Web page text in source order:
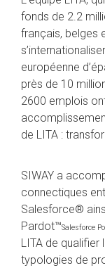
fonds de 2.2
français, belges
européenne
près de 10
2600 emplois
de LITA :
SIWAY a
connectiques
Salesforce®
Pardot™Salesforce
LITA de qualifier
typologies de